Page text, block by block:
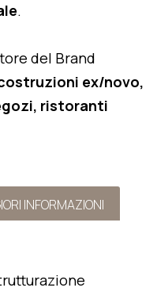
.
del Brand
ex/novo,
ristoranti
INFORMAZIONI